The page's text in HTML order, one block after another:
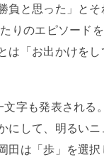
負と思った」と
りのエピソード
は「お出かけを
字も発表される
にして、明るい
田は「歩」を選